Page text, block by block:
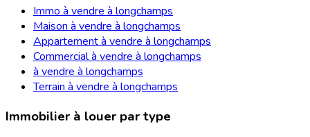
Immo à vendre à longchamps
Maison à vendre à longchamps
Appartement à vendre à longchamps
Commercial à vendre à longchamps
à vendre à longchamps
Terrain à vendre à longchamps
Immobilier à louer par type